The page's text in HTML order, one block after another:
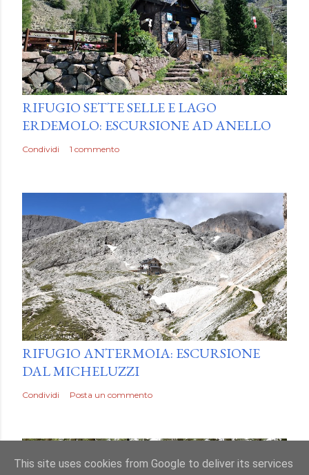
byLuca Mattiello
RIFUGIO SETTE SELLE E LAGO
ERDEMOLO: ESCURSIONE AD ANELLO
Condividi 1 commento
byLuca Mattiello
RIFUGIO ANTERMOIA: ESCURSIONE
DAL MICHELUZZI
Condividi Posta un commento
This site uses cookies from Google to deliver its services